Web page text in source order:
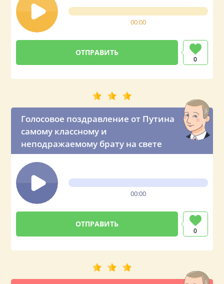
00:00
0
Голосовое поздравление от Путина
самому классному и
неподражаемому брату на свете
00:00
0